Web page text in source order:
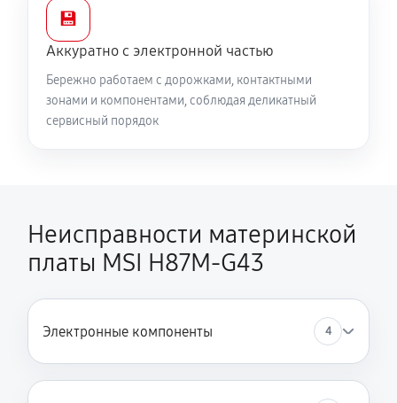
💾
Аккуратно с электронной частью
Бережно работаем с дорожками, контактными
зонами и компонентами, соблюдая деликатный
сервисный порядок
Неисправности материнской
платы MSI H87M-G43
Электронные компоненты 4